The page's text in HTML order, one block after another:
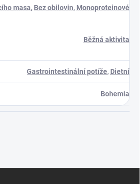
masa, Bez obilovin, Monoproteinové
Běžná aktivita
Gastrointestinální potíže, Dietní
Bohemia